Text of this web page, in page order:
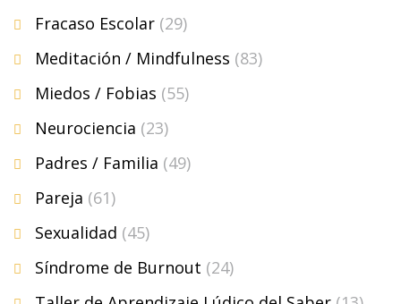
Fracaso Escolar (29)
Meditación / Mindfulness (83)
Miedos / Fobias (55)
Neurociencia (23)
Padres / Familia (49)
Pareja (61)
Sexualidad (45)
Síndrome de Burnout (24)